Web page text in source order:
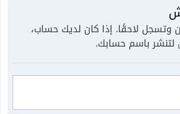
وتسجل لاحقًا. إذا كان لديك حساب،
لتنشر باسم حسابك.